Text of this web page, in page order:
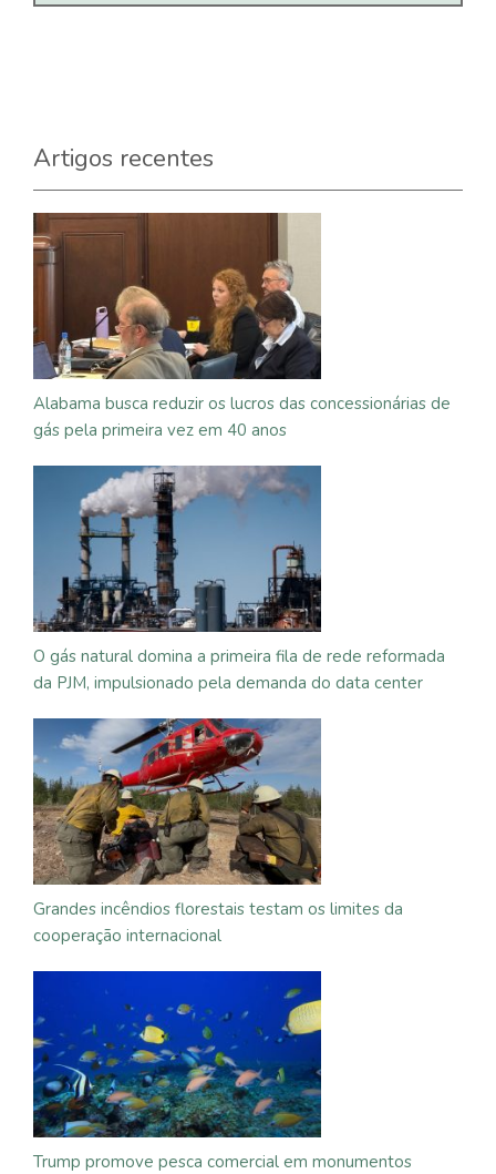
Artigos recentes
Alabama busca reduzir os lucros das concessionárias de
gás pela primeira vez em 40 anos
O gás natural domina a primeira fila de rede reformada
da PJM, impulsionado pela demanda do data center
Grandes incêndios florestais testam os limites da
cooperação internacional
Trump promove pesca comercial em monumentos